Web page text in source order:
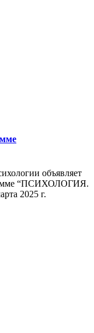
объявляет
“ПСИХОЛОГИЯ.
2025 г.